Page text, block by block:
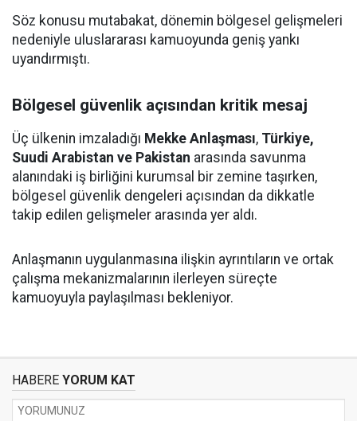
Söz konusu mutabakat, dönemin bölgesel gelişmeleri
nedeniyle uluslararası kamuoyunda geniş yankı
uyandırmıştı.
Bölgesel güvenlik açısından kritik mesaj
Üç ülkenin imzaladığı Mekke Anlaşması, Türkiye,
Suudi Arabistan ve Pakistan arasında savunma
alanındaki iş birliğini kurumsal bir zemine taşırken,
bölgesel güvenlik dengeleri açısından da dikkatle
takip edilen gelişmeler arasında yer aldı.
Anlaşmanın uygulanmasına ilişkin ayrıntıların ve ortak
çalışma mekanizmalarının ilerleyen süreçte
kamuoyuyla paylaşılması bekleniyor.
HABERE YORUM KAT